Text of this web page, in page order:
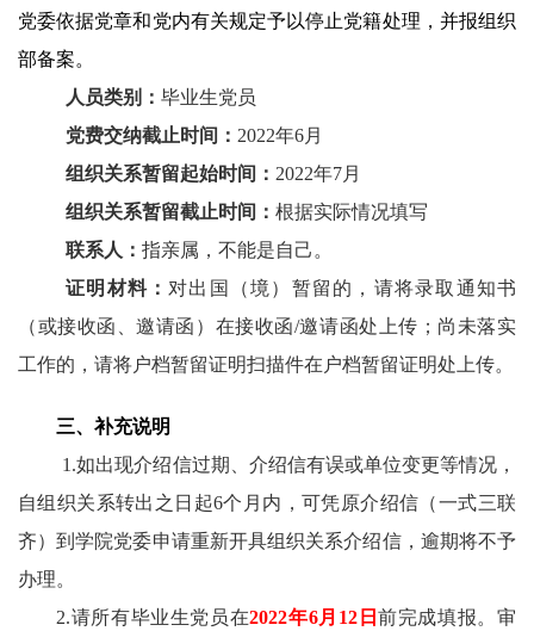
党委依据党章和党内有关规定予以停止党籍处理，并报组织
部备案。
人员类别：毕业生党员
党费交纳截止时间： 2022年6月
组织关系暂留起始时间： 2022年7月
组织关系暂留截止时间：根据实际情况填写
联系人：指亲属，不能是自己。
证明材料： 对出国（境）暂留的，请将录取通知书
（或接收函、邀请函）在接收函/邀请函处上传；尚未落实
工作的，请将户档暂留证明扫描件在户档暂留证明处上传。
三、 补充说明
1.如出现介绍信过期、介绍信有误或单位变更等情况，
自组织关系转出之日起6个月内，可凭原介绍信（一式三联
齐）到学院党委申请重新开具组织关系介绍信，逾期将不予
办理。
2.请所有毕业生党员在2022年6月12日前完成填报。审